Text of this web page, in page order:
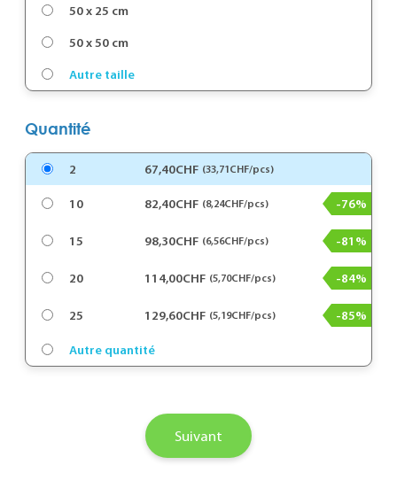
50 x 25 cm
50 x 50 cm
Autre taille
Quantité
2 67,40CHF (33,71CHF/pcs)
10 82,40CHF (8,24CHF/pcs) -76%
15 98,30CHF (6,56CHF/pcs) -81%
20 114,00CHF (5,70CHF/pcs) -84%
25 129,60CHF (5,19CHF/pcs) -85%
Autre quantité
Suivant